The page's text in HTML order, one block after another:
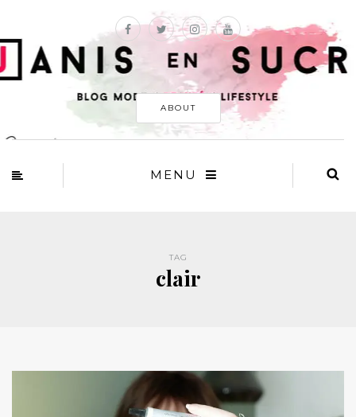
ABOUT
MENU
TAG
clair